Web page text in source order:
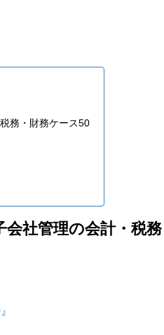
務・財務ケース50
社管理の会計・税